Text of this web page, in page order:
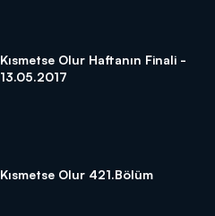
Kısmetse Olur Haftanın Finali -
13.05.2017
Kısmetse Olur 421.Bölüm